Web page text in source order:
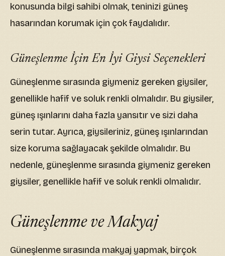
konusunda bilgi sahibi olmak, teninizi güneş
hasarından korumak için çok faydalıdır.
Güneşlenme İçin En İyi Giysi Seçenekleri
Güneşlenme sırasında giymeniz gereken giysiler,
genellikle hafif ve soluk renkli olmalıdır. Bu giysiler,
güneş ışınlarını daha fazla yansıtır ve sizi daha
serin tutar. Ayrıca, giysileriniz, güneş ışınlarından
size koruma sağlayacak şekilde olmalıdır. Bu
nedenle, güneşlenme sırasında giymeniz gereken
giysiler, genellikle hafif ve soluk renkli olmalıdır.
Güneşlenme ve Makyaj
Güneşlenme sırasında makyaj yapmak, birçok